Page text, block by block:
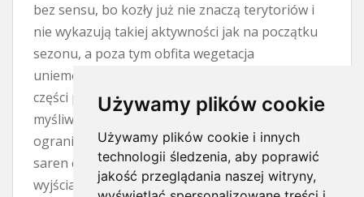
Używamy plików cookie
Używamy plików cookie i innych
technologii śledzenia, aby poprawić
jakość przeglądania naszej witryny,
bez sensu, bo kozły już nie znaczą terytoriów i
nie wykazują takiej aktywności jak na początku
sezonu, a poza tym obfita wegetacja
uniemożliwia zdobycie trofeum. To wszystko po
części prawda, czerwiec to trudny miesiąc dla
myśliwego. Wyrośnięte zboża i trawy znacznie
ograniczają widoczność, natomiast aktywność
saren często przejawia się jedynie w krótkich
wyjściach na otwarty teren. Jednak trudny nie